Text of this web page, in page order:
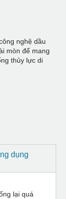
nghệ dầu
mòn để mang
thủy lực di
dụng
lại quá